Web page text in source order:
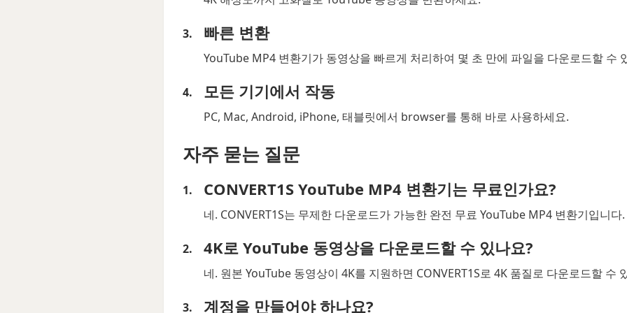
빠른 변환
YouTube MP4 변환기가 동영상을 빠르게 처리하여 몇 초 만에 파일을 다운로드할 수
모든 기기에서 작동
PC, Mac, Android, iPhone, 태블릿에서 browser를 통해 바로 사용하세요.
자주 묻는 질문
CONVERT1S YouTube MP4 변환기는 무료인가요?
네. CONVERT1S는 무제한 다운로드가 가능한 완전 무료 YouTube MP4 변환기입니다.
4K로 YouTube 동영상을 다운로드할 수 있나요?
네. 원본 YouTube 동영상이 4K를 지원하면 CONVERT1S로 4K 품질로 다운로드할 수
계정을 만들어야 하나요?